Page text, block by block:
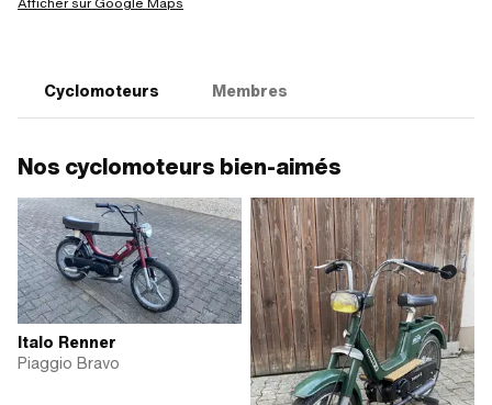
Cyclomoteurs Membres
Nos cyclomoteurs bien-aimés
Italo Renner
Piaggio Bravo